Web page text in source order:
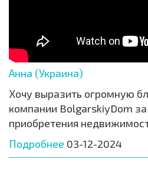
Анна (Украина)
Хочу выразить огромную
компании BolgarskiyDom
приобретения
Подробнее 03-12-2024